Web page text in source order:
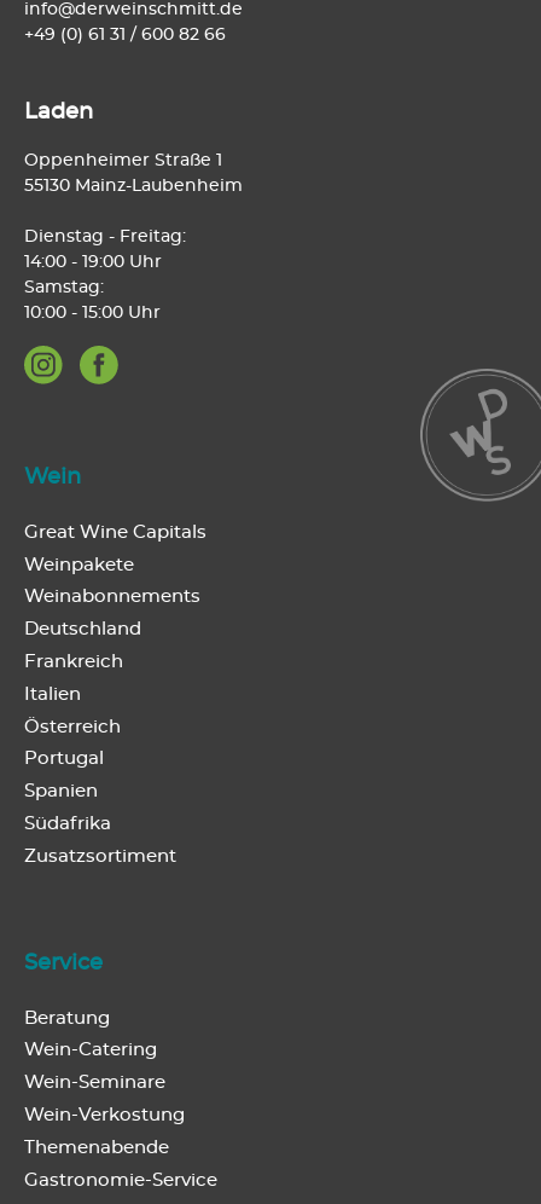
Wein
Great Wine Capitals
Weinpakete
Weinabonnements
Deutschland
Frankreich
Italien
Österreich
Portugal
Spanien
Südafrika
Zusatzsortiment
Service
Beratung
Wein-Catering
Wein-Seminare
Wein-Verkostung
Themenabende
Gastronomie-Service
info@derweinschmitt.de
+49 (0) 61 31 / 600 82 66
Laden
Oppenheimer Straße 1
55130 Mainz-Laubenheim
Dienstag - Freitag:
14:00 - 19:00 Uhr
Samstag:
10:00 - 15:00 Uhr